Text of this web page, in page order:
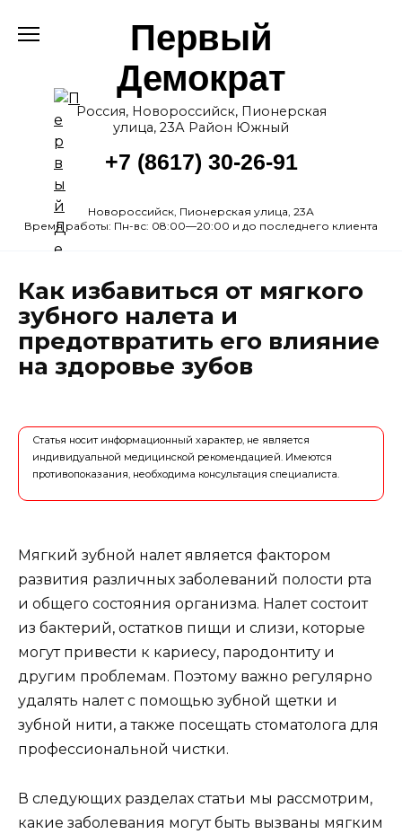
Первый
Демократ
Россия, Новороссийск, Пионерская
улица, 23А Район Южный
+7 (8617) 30-26-91
Новороссийск, Пионерская улица, 23А
Время работы: Пн-вс: 08:00—20:00 и до последнего клиента
Как избавиться от мягкого
зубного налета и
предотвратить его влияние
на здоровье зубов
Статья носит информационный характер, не является
индивидуальной медицинской рекомендацией. Имеются
противопоказания, необходима консультация специалиста.
Мягкий зубной налет является фактором
развития различных заболеваний полости рта
и общего состояния организма. Налет состоит
из бактерий, остатков пищи и слизи, которые
могут привести к кариесу, пародонтиту и
другим проблемам. Поэтому важно регулярно
удалять налет с помощью зубной щетки и
зубной нити, а также посещать стоматолога для
профессиональной чистки.
В следующих разделах статьи мы рассмотрим,
какие заболевания могут быть вызваны мягким